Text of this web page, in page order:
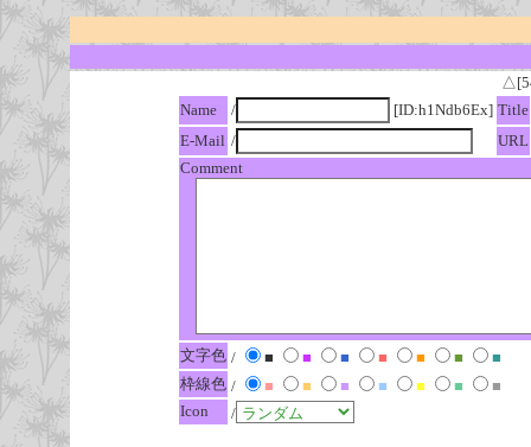
Name
/ [ID:h1Ndb6Ex] Title
E-Mail /
URL
Comment
文字色 / ■ ■ ■ ■ ■ ■
■
枠線色 / ■ ■ ■ ■ ■ ■
■
Icon
/